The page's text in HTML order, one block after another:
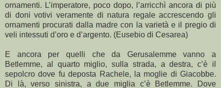
ornamenti. L’imperatore, poco dopo, l’arricchì ancora di più
di doni votivi veramente di natura regale accrescendo gli
ornamenti procurati dalla madre con la varietà e il pregio di
veli intessuti d’oro e d’argento. (Eusebio di Cesarea)
E ancora per quelli che da Gerusalemme vanno a
Betlemme, al quarto miglio, sulla strada, a destra, c’è il
sepolcro dove fu deposta Rachele, la moglie di Giacobbe.
Di là, verso sinistra, a due miglia c’è Betlemme. Dove